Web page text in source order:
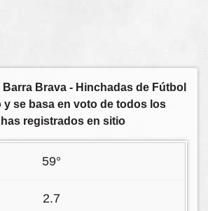
Brava - Hinchadas de Fútbol
y se basa en voto de todos los
registrados en sitio
59°
2.7